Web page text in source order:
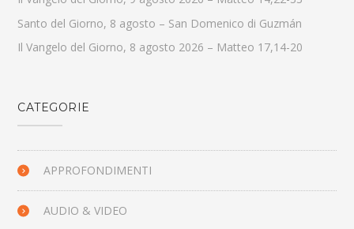
Santo del Giorno, 8 agosto – San Domenico di Guzmán
Il Vangelo del Giorno, 8 agosto 2026 – Matteo 17,14-20
CATEGORIE
APPROFONDIMENTI
AUDIO & VIDEO